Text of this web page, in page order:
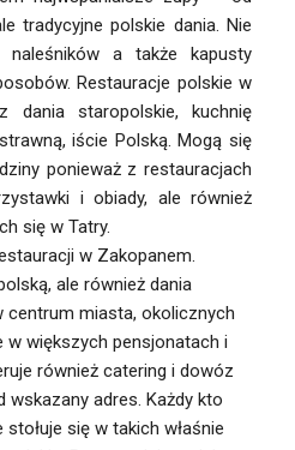
tradycyjne polskie dania. Nie
naleśników a także kapusty
Restauracje polskie w
dania staropolskie, kuchnię
iście Polską. Mogą się
ponieważ z restauracjach
i obiady, ale również
się w Tatry.
w Zakopanem.
ale również dania
centrum miasta, okolicznych
większych pensjonatach i
również catering i dowóz
adres. Każdy kto
się w takich właśnie